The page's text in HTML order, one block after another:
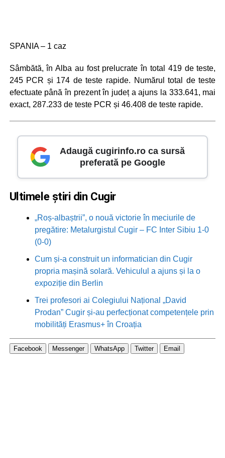
SPANIA – 1 caz
Sâmbătă, în Alba au fost prelucrate în total 419 de teste,
245 PCR și 174 de teste rapide. Numărul total de teste
efectuate până în prezent în județ a ajuns la 333.641, mai
exact, 287.233 de teste PCR și 46.408 de teste rapide.
Adaugă cugirinfo.ro ca sursă
preferată pe Google
Ultimele știri din Cugir
„Roș-albaștrii”, o nouă victorie în meciurile de
pregătire: Metalurgistul Cugir – FC Inter Sibiu 1-0
(0-0)
Cum și-a construit un informatician din Cugir
propria mașină solară. Vehiculul a ajuns și la o
expoziție din Berlin
Trei profesori ai Colegiului Național „David
Prodan” Cugir și-au perfecționat competențele prin
mobilități Erasmus+ în Croația
Facebook Messenger WhatsApp Twitter Email